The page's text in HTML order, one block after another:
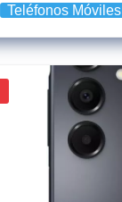
Teléfonos Móviles